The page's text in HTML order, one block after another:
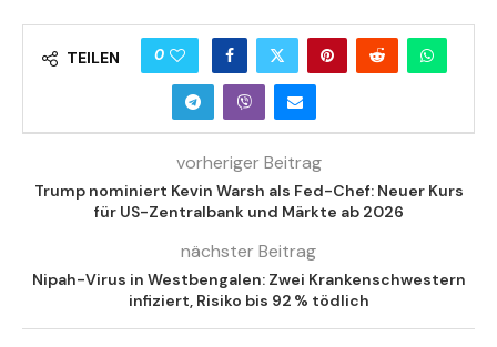
TEILEN 0
vorheriger Beitrag
Trump nominiert Kevin Warsh als Fed-Chef: Neuer Kurs
für US-Zentralbank und Märkte ab 2026
nächster Beitrag
Nipah-Virus in Westbengalen: Zwei Krankenschwestern
infiziert, Risiko bis 92 % tödlich